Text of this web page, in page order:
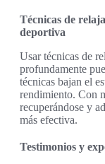
Técnicas de
deportiva
Usar técnicas de
profundamente
técnicas bajan el
rendimiento. Con
recuperándose y
más efectiva.
Testimonios y